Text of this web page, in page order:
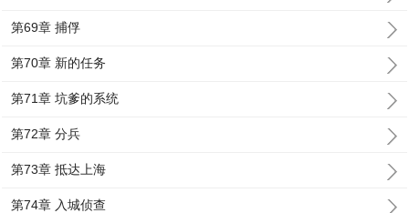
第69章 捕俘
第70章 新的任务
第71章 坑爹的系统
第72章 分兵
第73章 抵达上海
第74章 入城侦查